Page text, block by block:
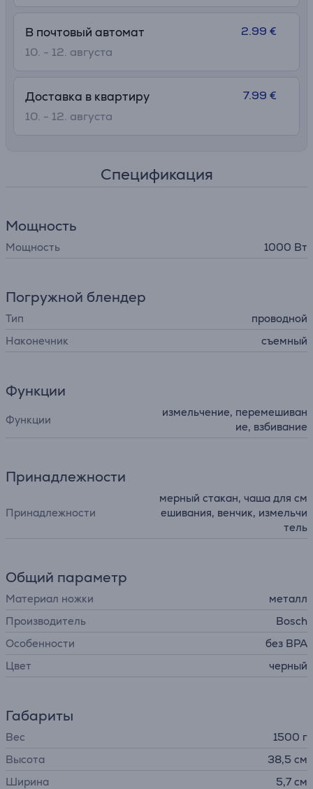
В почтовый автомат
10. - 12. августа
2.99 €
Доставка в квартиру
10. - 12. августа
7.99 €
Спецификация
Мощность
Мощность 1000 Вт
Погружной блендер
Тип
проводной
Наконечник
съемный
Функции
Функции
измельчение, перемешиван
ие, взбивание
Принадлежности
Принадлежности
мерный стакан, чаша для см
ешивания, венчик, измельчи
тель
Общий параметр
Материал ножки
металл
Производитель
Bosch
Особенности
без BPA
Цвет
черный
Габариты
Вес
1500 г
Высота
38,5 см
Ширина
5,7 см